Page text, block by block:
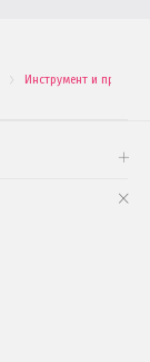
. Инструмент и